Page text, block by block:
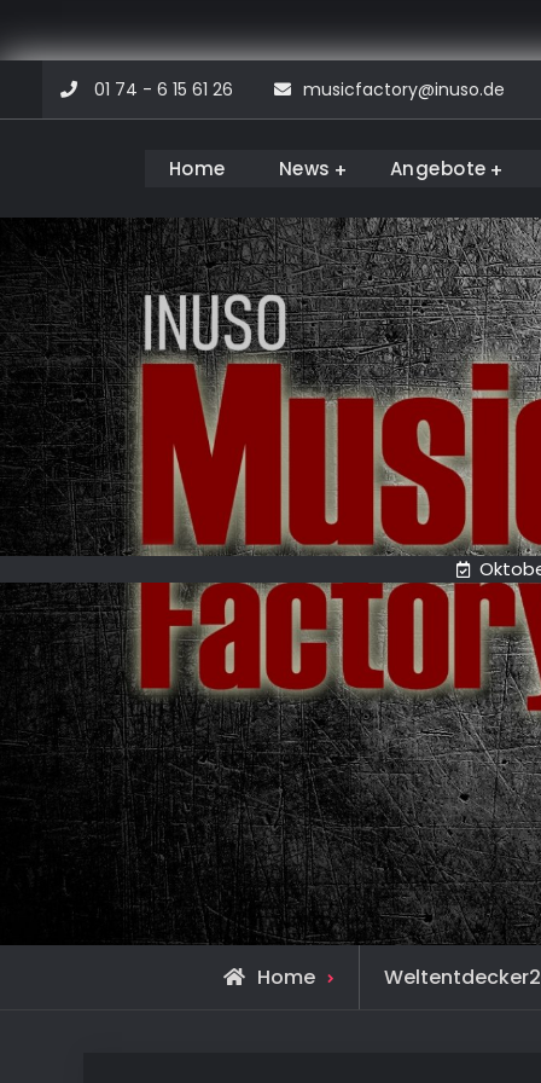
content
01 74 - 6 15 61 26 musicfactory@inuso.de
Musicfactory
Home News Angebote
Home